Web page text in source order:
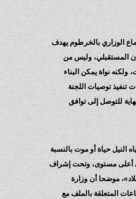
الوزاري بالخرطوم يهدف
المستقبلي، وليس من
ولكنه نواة يمكن البناء
تنفيذ توصيات اللجنة
للتوصل إلى توافق
النيل حياة أو موت بالنسبة
أعلى مستوى، وتحت إشراف
موضحا أن وزارة
المتعلقة بالملف مع